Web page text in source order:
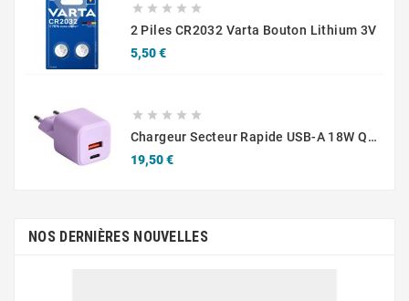
    
2 Piles CR2032 Varta Bouton Lithium 3V
5,50 €Prix
    
Chargeur Secteur Rapide USB-A 18W QC / USB-C 30W PD Compact GaN
19,50 €Prix
NOS DERNIÈRES NOUVELLES